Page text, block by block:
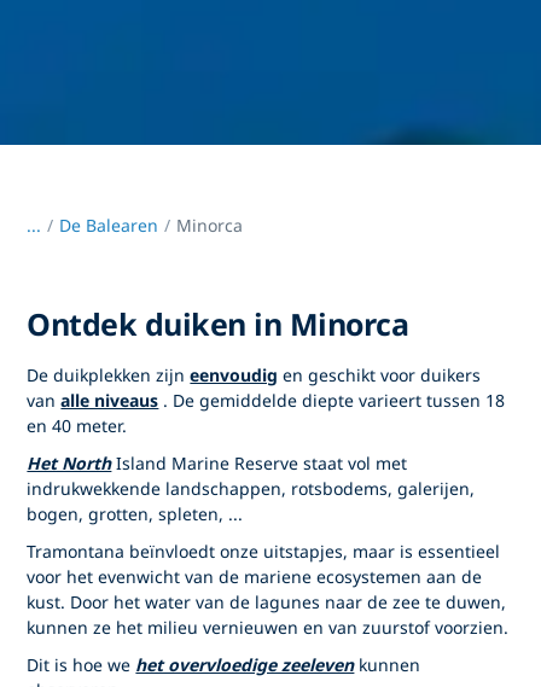
... / De Balearen Minorca
Ontdek duiken in Minorca
De duikplekken zijneenvoudig en geschikt voor duikers
vanalle niveaus . De gemiddelde diepte varieert tussen 18
en 40 meter.
Het NorthIsland Marine Reserve staat vol met
indrukwekkende landschappen, rotsbodems, galerijen,
bogen, grotten, spleten, ...
Tramontana beïnvloedt onze uitstapjes, maar is essentieel
voor het evenwicht van de mariene ecosystemen aan de
kust. Door het water van de lagunes naar de zee te duwen,
kunnen ze het milieu vernieuwen en van zuurstof voorzien.
Dit is hoe we het overvloedige zeelevenkunnen